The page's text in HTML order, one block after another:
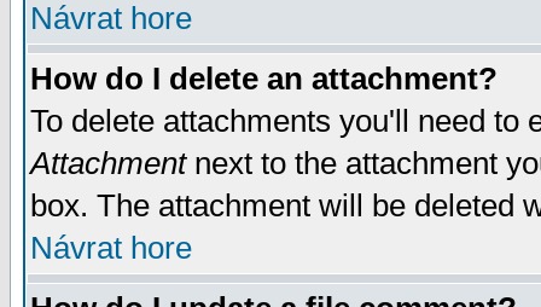
Návrat hore
How do I delete an attachment?
To delete attachments you'll need
Attachmentnext to the attachment
box. The attachment will be deleted
Návrat hore